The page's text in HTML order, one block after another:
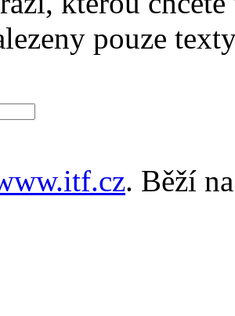
pouze
. Běží